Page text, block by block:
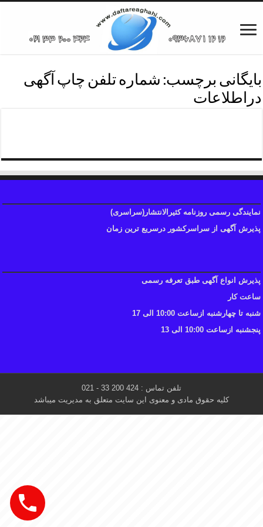
بایگانی برچسب: شماره تلفن چاپ آگهی
دراطلاعات
نمایندگی رسمی روزنامه کثیرالانتشار(سراسری)
پذیرش آگهی از سراسرکشور درسریع ترین زمان
پذیرش انواع آگهی طبق تعرفه رسمی
ساعت کار
شنبه تا چهارشنبه ازساعت 10:00 الی 17
پنجشنبه ازساعت 10:00 الی 13
تلفن تماس : 424 200 33 - 021
کلیه حقوق مادی و معنوی این سایت متعلق به مدیریت میباشد